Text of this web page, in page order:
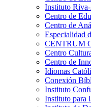
Instituto
Centro de
Centro de
Especialidad
CENTRUM
Centro
Centro de
Idiomas
Conexión
Instituto
Instituto para